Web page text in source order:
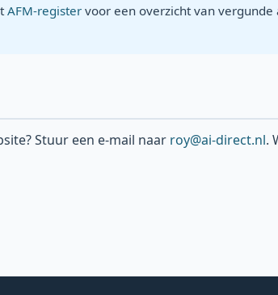
AFM-register voor een overzicht van vergunde
Stuur een e-mail naar roy@ai-direct.nl.